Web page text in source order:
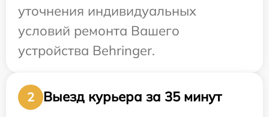
уточнения индивидуальных
условий ремонта Вашего
устройства Behringer.
2
Выезд курьера за 35 минут